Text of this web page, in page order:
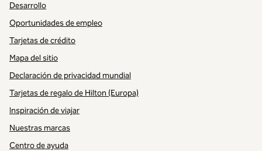
Desarrollo
Oportunidades de empleo
Tarjetas de crédito
Mapa del sitio
Declaración de privacidad mundial
Tarjetas de regalo de Hilton (Europa)
Inspiración de viajar
Nuestras marcas
Centro de ayuda